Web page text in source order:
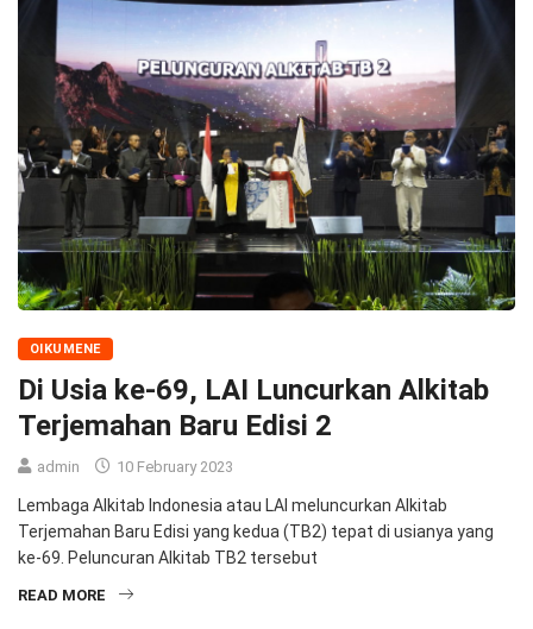
OIKUMENE
Di Usia ke-69, LAI Luncurkan Alkitab
Terjemahan Baru Edisi 2
admin 10 February 2023
Lembaga Alkitab Indonesia atau LAI meluncurkan Alkitab
Terjemahan Baru Edisi yang kedua (TB2) tepat di usianya yang
ke-69. Peluncuran Alkitab TB2 tersebut
READ MORE